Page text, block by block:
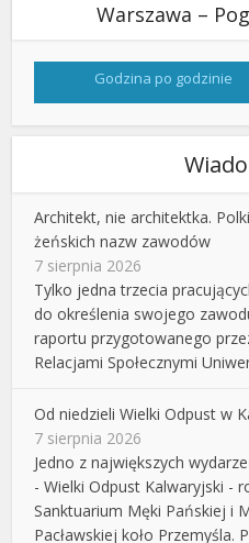
Warszawa –
Godzina po godzinie
Architekt, nie architektka.
żeńskich nazw zawodów
7 sierpnia 2026
Tylko jedna trzecia
do określenia swojego
raportu przygotowanego
Relacjami Społecznymi
Od niedzieli Wielki Odpust w
7 sierpnia 2026
Jedno z największych
- Wielki Odpust Kalwaryjski -
Sanktuarium Męki Pańskiej i
Pacławskiej koło Przemyśla.